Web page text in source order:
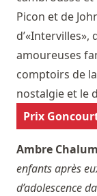
Picon et de
d’«Intervilles»,
amoureuses
comptoirs de
nostalgie et le
Prix
Ambre
enfants après
d’adolescence